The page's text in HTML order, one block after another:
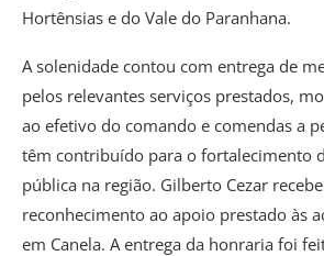
Hortênsias e do Vale do Paranhana.
A solenidade contou com entrega de
pelos relevantes serviços prestados,
ao efetivo do comando e comendas a
têm contribuído para o fortalecimento
pública na região. Gilberto Cezar
reconhecimento ao apoio prestado às
em Canela. A entrega da honraria foi